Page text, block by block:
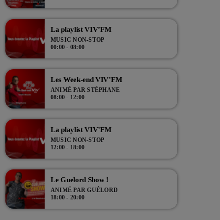
tours !
La playlist VIV’FM
MUSIC NON-STOP
00:00 - 08:00
Les Week-end VIV’FM
ANIMÉ PAR STÉPHANE
08:00 - 12:00
La playlist VIV’FM
MUSIC NON-STOP
12:00 - 18:00
Le Guelord Show !
ANIMÉ PAR GUÉLORD
18:00 - 20:00